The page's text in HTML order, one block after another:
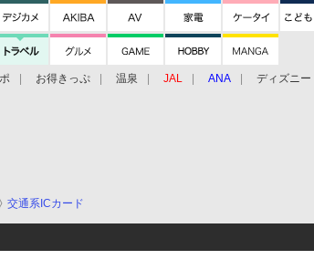
お得きっぷ 温泉 JAL ANA ディズニー
交通系ICカード